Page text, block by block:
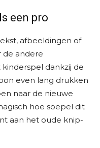
een pro
afbeeldingen of
de andere
dankzij de
even lang drukken
naar de nieuwe
hoe soepel dit
aan het oude knip-